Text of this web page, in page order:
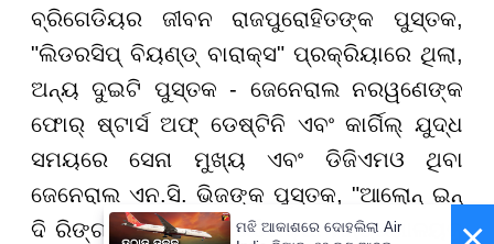
ବ୍ରିଗେଡିୟର ଜୀବନ ରାଜପୁରୋହିତଙ୍କ ପୁସ୍ତକ,
"ଲିଡରସିପ୍ ବିୟଣ୍ଡ୍ ବାରାକ୍ସ" ପ୍ରକ୍ରିୟାରେ ଥିଲା,
ଅନ୍ୟ ଦୁଇଟି ପୁସ୍ତକ - ଜେନେରାଲ ନରୱଣେଙ୍କ
ଫୋର୍ ଷ୍ଟାର୍ସ ଅଫ୍ ଡେଷ୍ଟିନି ଏବଂ କାର୍ଗିଲ୍ ଯୁଦ୍ଧ
ସମୟରେ ସେନା ମୁଖ୍ୟ ଏବଂ ଡିଜିଏମଓ ଥିବା
ଜେନେରାଲ ଏନ.ସି. ଭିଜଙ୍କ ପୁସ୍ତକ, "ଆଲୋନ୍ ଇନ୍
ଦି ରିଙ୍ଗ"ର ଡ୍ରାଫ୍ଟ ପ୍ରତିରକ୍ଷା ମନ୍ତ୍ରଣାଳୟକୁ
ମଝି ଆକାଶରେ ଦୋହଲିଲା Air